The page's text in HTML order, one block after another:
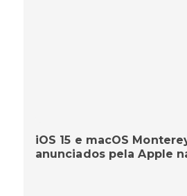
iOS 15 e macOS
anunciados pela Apple